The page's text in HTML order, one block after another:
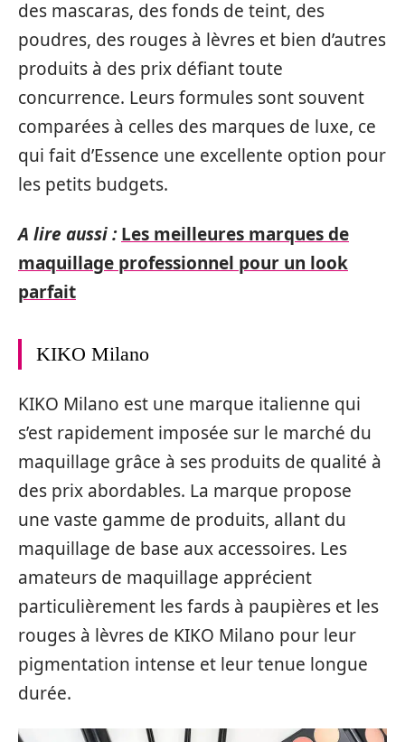
des mascaras, des fonds de teint, des
poudres, des rouges à lèvres et bien d’autres
produits à des prix défiant toute
concurrence. Leurs formules sont souvent
comparées à celles des marques de luxe, ce
qui fait d’Essence une excellente option pour
les petits budgets.
A lire aussi : Les meilleures marques de
maquillage professionnel pour un look
parfait
KIKO Milano
KIKO Milano est une marque italienne qui
s’est rapidement imposée sur le marché du
maquillage grâce à ses produits de qualité à
des prix abordables. La marque propose
une vaste gamme de produits, allant du
maquillage de base aux accessoires. Les
amateurs de maquillage apprécient
particulièrement les fards à paupières et les
rouges à lèvres de KIKO Milano pour leur
pigmentation intense et leur tenue longue
durée.